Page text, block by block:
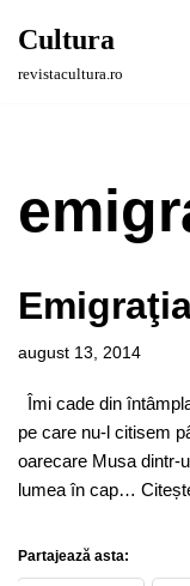
Sari
Cultura
revistacultura.ro
august 13, 2014
Îmi cade din
pe care nu-l citisem
oarecare Musa dintr-
lumea în cap…
Partajează asta: